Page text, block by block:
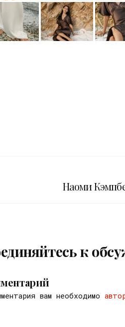
Наоми
к
вам необходимо